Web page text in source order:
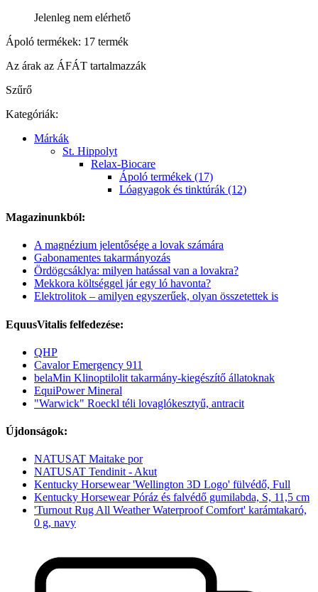
Jelenleg nem elérhető
Ápoló termékek: 17 termék
Az árak az ÁFÁT tartalmazzák
Szűrő
Kategóriák:
Márkák
St. Hippolyt
Relax-Biocare
Ápoló termékek (17)
Lóagyagok és tinktúrák (12)
Magazinunkból:
A magnézium jelentősége a lovak számára
Gabonamentes takarmányozás
Ördögcsáklya: milyen hatással van a lovakra?
Mekkora költséggel jár egy ló havonta?
Elektrolitok – amilyen egyszerűek, olyan összetettek is
EquusVitalis felfedezése:
QHP
Cavalor Emergency 911
belaMin Klinoptilolit takarmány-kiegészítő állatoknak
EquiPower Mineral
"Warwick" Roeckl téli lovaglókesztyű, antracit
Újdonságok:
NATUSAT Maitake por
NATUSAT Tendinit - Akut
Kentucky Horsewear 'Wellington 3D Logo' fülvédő, Full
Kentucky Horsewear Póráz és falvédő gumilabda, S, 11,5 cm
'Turnout Rug All Weather Waterproof Comfort' karámtakaró,
0 g, navy